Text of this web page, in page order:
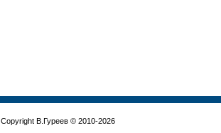
Copyright В.Гуреев © 2010-2026